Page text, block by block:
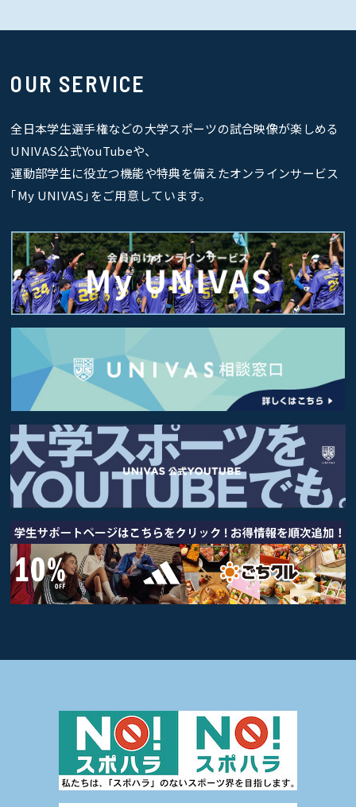
OUR SERVICE
全日本学生選手権などの大学スポーツの試合映像が楽しめる
UNIVAS公式YouTubeや、
運動部学生に役立つ機能や特典を備えたオンラインサービス
｢My UNIVAS｣をご用意しています。